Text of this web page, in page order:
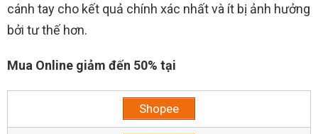
cánh tay cho kết quả chính xác nhất và ít bị ảnh hưởng
bởi tư thế hơn.
Mua Online giảm đến 50% tại
Shopee